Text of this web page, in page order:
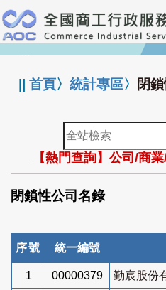
跳
到
主
要
:::
||首頁〉統計專區〉 閉
全
站
檢
索
【熱門查詢】公司/商
閉鎖性公司名錄
序號 統一編號
1 00000379 勤宸股份